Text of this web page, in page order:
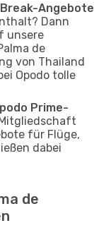
Angebote
Dann
unsere
de
von Thailand
Opodo tolle
Prime-
für Flüge,
dabei
de